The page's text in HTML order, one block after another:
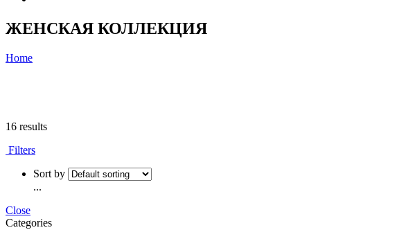
ЖЕНСКАЯ КОЛЛЕКЦИЯ
Home
16 results
Filters
Sort by
...
Close
Categories